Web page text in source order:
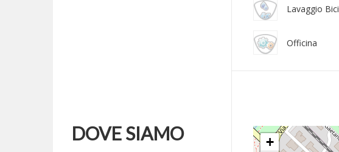
Lavaggio Bici
Officina
DOVE SIAMO
+